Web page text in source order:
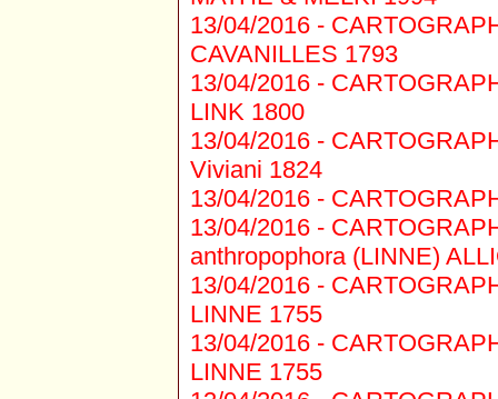
13/04/2016 -
CAVANILLES 1793
13/04/2016 -
LINK 1800
13/04/2016 -
Viviani 1824
13/04/2016 -
13/04/2016 -
anthropophora (LINNE)
13/04/2016 -
LINNE 1755
13/04/2016 -
LINNE 1755